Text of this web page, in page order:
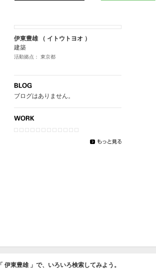
伊東豊雄 （ イトウトヨオ ）
建築
活動拠点： 東京都
ブログはありません。
「 伊東豊雄 」で、いろいろ検索してみよう。